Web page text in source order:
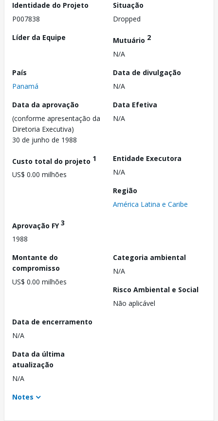
Identidade do Projeto
P007838
Situação
Dropped
Líder da Equipe
Mutuário 2
N/A
País
Panamá
Data de divulgação
N/A
Data da aprovação
(conforme apresentação da
Diretoria Executiva)
30 de junho de 1988
Data Efetiva
N/A
Custo total do projeto 1
US$ 0.00 milhões
Entidade Executora
N/A
Região
América Latina e Caribe
Aprovação FY3
1988
Montante do
compromisso
US$ 0.00 milhões
Categoria ambiental
N/A
Risco Ambiental e Social
Não aplicável
Data de encerramento
N/A
Data da última
atualização
N/A
Notes